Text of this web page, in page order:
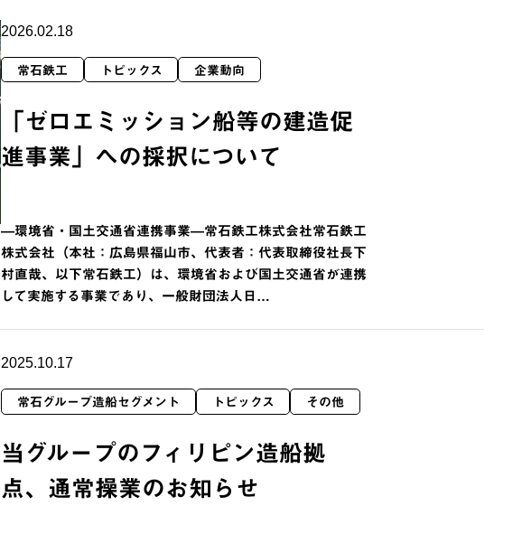
2026.02.18
常石鉄工 トピックス 企業動向
「ゼロエミッション船等の建造促
進事業」への採択について
―環境省・国土交通省連携事業―常石鉄工株式会社常石鉄工
株式会社（本社：広島県福山市、代表者：代表取締役社長下
村直哉、以下常石鉄工）は、環境省および国土交通省が連携
して実施する事業であり、一般財団法人日…
2025.10.17
常石グループ造船セグメント トピックス その他
当グループのフィリピン造船拠
点、通常操業のお知らせ